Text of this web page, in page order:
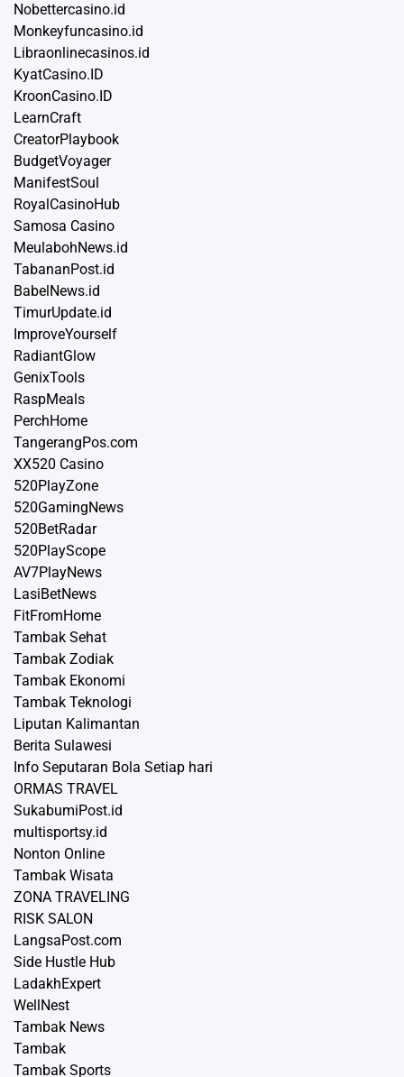
Nobettercasino.id
Monkeyfuncasino.id
Libraonlinecasinos.id
KyatCasino.ID
KroonCasino.ID
LearnCraft
CreatorPlaybook
BudgetVoyager
ManifestSoul
RoyalCasinoHub
Samosa Casino
MeulabohNews.id
TabananPost.id
BabelNews.id
TimurUpdate.id
ImproveYourself
RadiantGlow
GenixTools
RaspMeals
PerchHome
TangerangPos.com
XX520 Casino
520PlayZone
520GamingNews
520BetRadar
520PlayScope
AV7PlayNews
LasiBetNews
FitFromHome
Tambak Sehat
Tambak Zodiak
Tambak Ekonomi
Tambak Teknologi
Liputan Kalimantan
Berita Sulawesi
Info Seputaran Bola Setiap hari
ORMAS TRAVEL
SukabumiPost.id
multisportsy.id
Nonton Online
Tambak Wisata
ZONA TRAVELING
RISK SALON
LangsaPost.com
Side Hustle Hub
LadakhExpert
WellNest
Tambak News
Tambak
Tambak Sports